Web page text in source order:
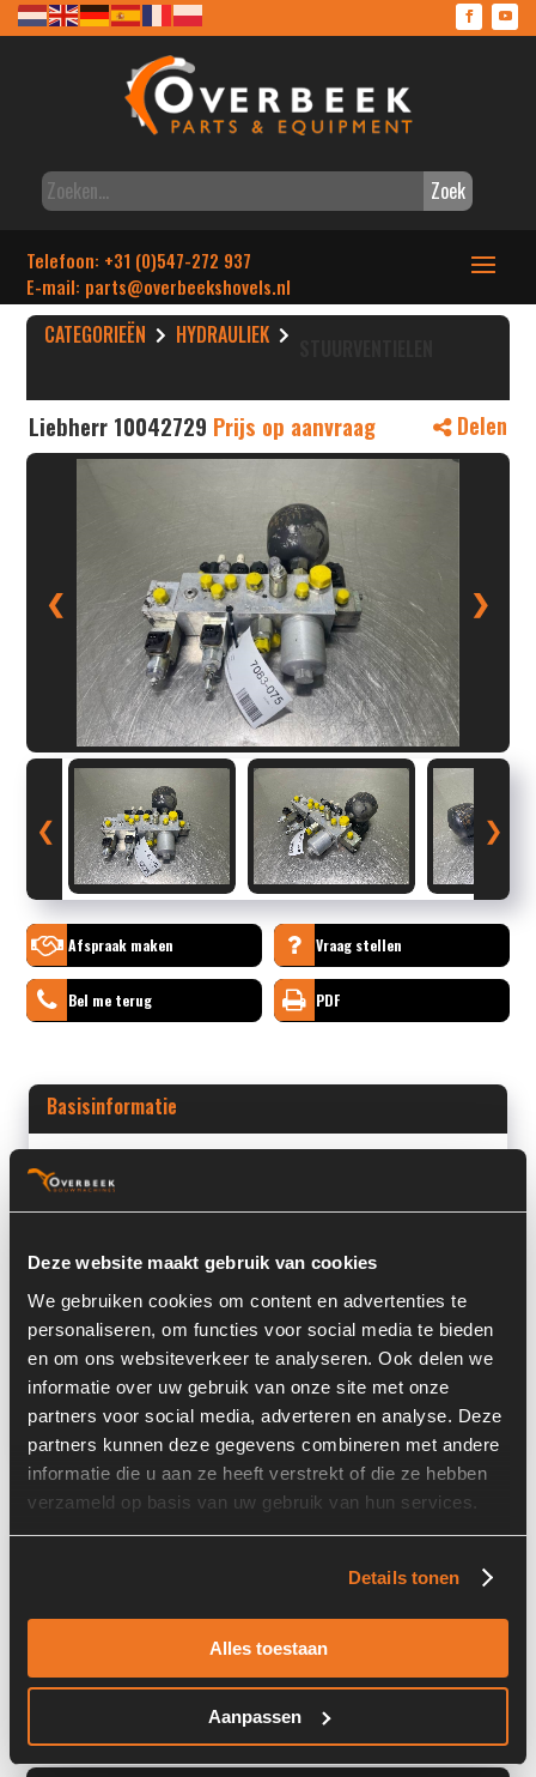
Deze website maakt gebruik van cookies
We gebruiken cookies om content en advertenties te
personaliseren, om functies voor social media te bieden
en om ons websiteverkeer te analyseren. Ook delen we
informatie over uw gebruik van onze site met onze
partners voor social media, adverteren en analyse. Deze
partners kunnen deze gegevens combineren met andere
informatie die u aan ze heeft verstrekt of die ze hebben
verzameld op basis van uw gebruik van hun services.
Details tonen
Alles toestaan
Aanpassen
Zoek
Telefoon: +31 (0)547-272 937
E-mail: parts@overbeekshovels.nl
CATEGORIEËN HYDRAULIEK
Liebherr 10042729 Prijs op aanvraag Delen
❮ ❯
❮ ❯
Afspraak maken Vraag stellen
Bel me terug PDF
Basisinformatie
Voorraad nummer:
Machine:
Liebherr
Machine Type:
A934C
Onderdeel Merk:
Liebherr
Onderdeel Type:
10042729
Onderdeel nummer:
10042729
Informatie
Past op de volgende machines:
Land:
Nederland